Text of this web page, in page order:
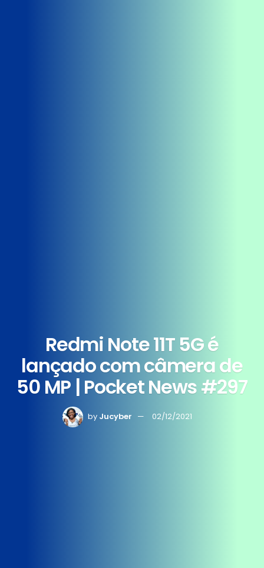
Redmi Note 11T 5G é
lançado com câmera de
50 MP | Pocket News #297
by Jucyber 02/12/2021